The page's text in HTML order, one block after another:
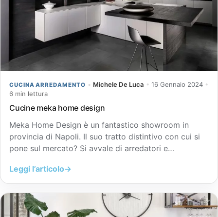
CUCINA ARREDAMENTO • Michele De Luca • 16 Gennaio 2024 •
6 min lettura
Cucine meka home design
Meka Home Design è un fantastico showroom in
provincia di Napoli. Il suo tratto distintivo con cui si
pone sul mercato? Si avvale di arredatori e…
Leggi l’articolo→